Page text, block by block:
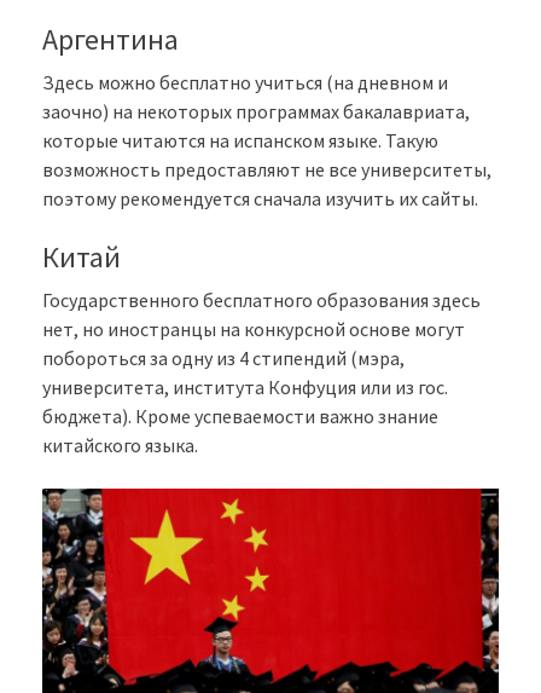
Аргентина
Здесь можно бесплатно учиться (на дневном и
заочно) на некоторых программах бакалавриата,
которые читаются на испанском языке. Такую
возможность предоставляют не все университеты,
поэтому рекомендуется сначала изучить их сайты.
Китай
Государственного бесплатного образования здесь
нет, но иностранцы на конкурсной основе могут
побороться за одну из 4 стипендий (мэра,
университета, института Конфуция или из гос.
бюджета). Кроме успеваемости важно знание
китайского языка.